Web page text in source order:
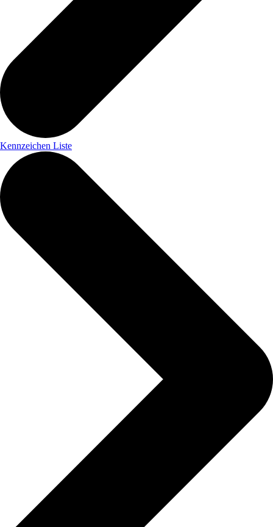
Kennzeichen Liste